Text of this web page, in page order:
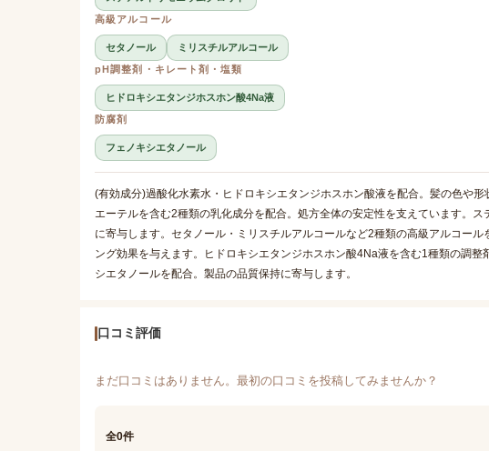
高級アルコール
セタノール
ミリスチルアルコール
pH調整剤・キレート剤・塩類
ヒドロキシエタンジホスホン酸4Na液
防腐剤
フェノキシエタノール
(有効成分)過酸化水素水・ヒドロキシエタンジホスホン酸液を配合。髪の色や
エーテルを含む2種類の乳化成分を配合。処方全体の安定性を支えています。
に寄与します。セタノール・ミリスチルアルコールなど2種類の高級アルコー
ング効果を与えます。ヒドロキシエタンジホスホン酸4Na液を含む1種類の調
シエタノールを配合。製品の品質保持に寄与します。
口コミ評価
まだ口コミはありません。最初の口コミを投稿してみませんか？
全0件